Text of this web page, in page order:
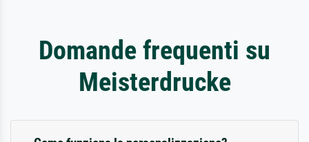
Domande frequenti su
Meisterdrucke